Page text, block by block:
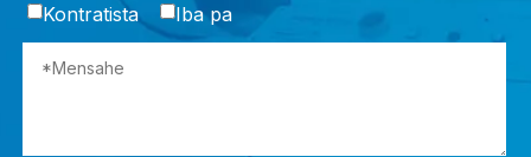
Kontratista
Iba pa